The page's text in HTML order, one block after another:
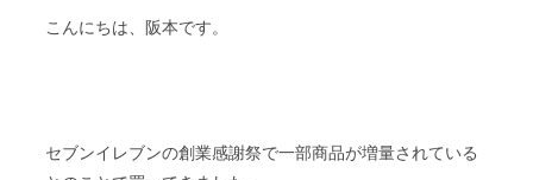
こんにちは、阪本です。
セブンイレブンの創業感謝祭で一部商品が増量されている